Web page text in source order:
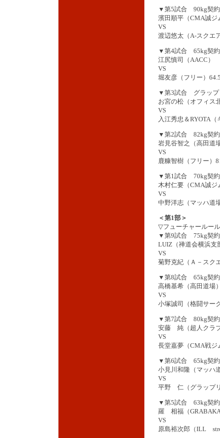
▼第5試合 90kg契
濱田順平（CMA誠ジ
VS
渡辺悠太（A-スクエ
▼第4試合 65kg契
江尻慎司（AACC）
VS
堀友彦（フリー）
▼第3試合 グラッ
お宮の松（オフィス
VS
入江秀忠＆RYOTA
▼第2試合 82kg契
岩見谷智之（高田道
VS
鹿糠智樹（フリー）
▼第1試合 70kg契
木村仁要（CMA誠ジ
VS
中野洋志（マッハ道
＜第1部＞
▽フューチャールー
▼第9試合 75kg契約
LUIZ（禅道会横浜支
VS
菊野克紀（Ａ－スク
▼第8試合 65kg契約
高橋基希（高田道場
VS
小塚誠司（格闘サー
▼第7試合 80kg契約
安藤 純（超人クラ
VS
長堂嘉夢（CMA戦ジ
▼第6試合 65kg契約
小見川和隆（マッハ
VS
平野 仁（グラップ
▼第5試合 63kg契約
羅 相福（
VS
原島裕次郎（ILL